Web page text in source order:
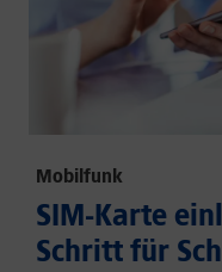
Mobilfunk
SIM-Karte
Schritt für